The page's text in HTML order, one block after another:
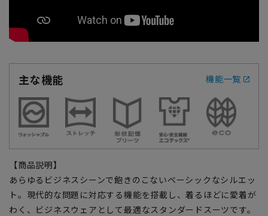
主な機能 機能一覧
【商品説明】
あらゆるビジネスシーンで飽きのこないベーシックなシルエッ
ト。現代的な問題に対応する機能を搭載し、着るほどに愛着が
わく、ビジネスウェアとして最適なスタンダードスーツです。